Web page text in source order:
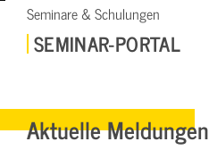
Schulungen
PORTAL
Aktuelle Meldungen